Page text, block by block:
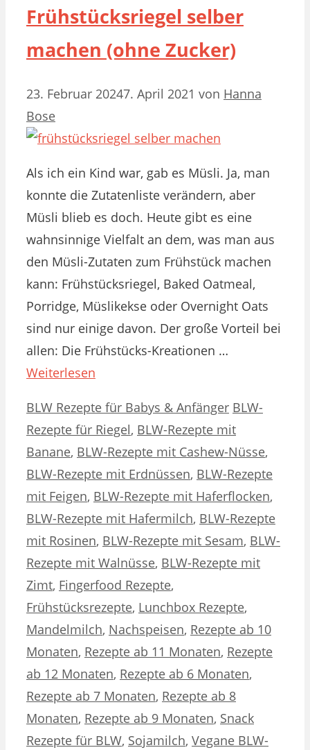
Frühstücksriegel selber
machen (ohne Zucker)
23. Februar 20247. April 2021 von Hanna
Bose
Als ich ein Kind war, gab es Müsli. Ja, man
konnte die Zutatenliste verändern, aber
Müsli blieb es doch. Heute gibt es eine
wahnsinnige Vielfalt an dem, was man aus
den Müsli-Zutaten zum Frühstück machen
kann: Frühstücksriegel, Baked Oatmeal,
Porridge, Müslikekse oder Overnight Oats
sind nur einige davon. Der große Vorteil bei
allen: Die Frühstücks-Kreationen …
Weiterlesen
Kategorien
BLW Rezepte für Babys & Anfänger Schlagwörter
BLW-
Rezepte für Riegel, BLW-Rezepte mit
Banane, BLW-Rezepte mit Cashew-Nüsse,
BLW-Rezepte mit Erdnüssen, BLW-Rezepte
mit Feigen, BLW-Rezepte mit Haferflocken,
BLW-Rezepte mit Hafermilch, BLW-Rezepte
mit Rosinen, BLW-Rezepte mit Sesam, BLW-
Rezepte mit Walnüsse, BLW-Rezepte mit
Zimt, Fingerfood Rezepte,
Frühstücksrezepte, Lunchbox Rezepte,
Mandelmilch, Nachspeisen, Rezepte ab 10
Monaten, Rezepte ab 11 Monaten, Rezepte
ab 12 Monaten, Rezepte ab 6 Monaten,
Rezepte ab 7 Monaten, Rezepte ab 8
Monaten, Rezepte ab 9 Monaten, Snack
Rezepte für BLW, Sojamilch, Vegane BLW-